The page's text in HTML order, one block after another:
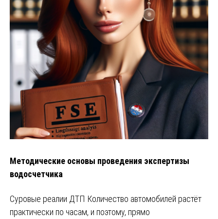
Методические основы проведения экспертизы
водосчетчика
Суровые реалии ДТП Количество автомобилей растёт
практически по часам, и поэтому, прямо